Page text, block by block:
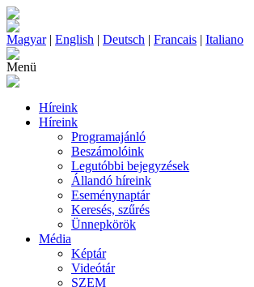
Magyar| English | Deutsch | Francais | Italiano
Menü
Híreink
Híreink
Programajánló
Beszámolóink
Legutóbbi bejegyzések
Állandó híreink
Eseménynaptár
Keresés, szűrés
Ünnepkörök
Média
Képtár
Videótár
SZEM